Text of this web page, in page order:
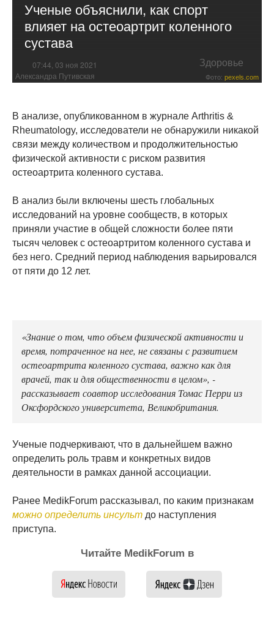
Ученые объяснили, как спорт
влияет на остеоартрит коленного
сустава
07:44, 03 ноя 2021 Здоровье
Александра Путивская Фото: pexels.com
В анализе, опубликованном в журнале Arthritis &
Rheumatology, исследователи не обнаружили никакой
связи между количеством и продолжительностью
физической активности с риском развития
остеоартрита коленного сустава.
В анализ были включены шесть глобальных
исследований на уровне сообществ, в которых
приняли участие в общей сложности более пяти
тысяч человек с остеоартритом коленного сустава и
без него. Средний период наблюдения варьировался
от пяти до 12 лет.
«Знание о том, что объем физической активности и
время, потраченное на нее, не связаны с развитием
остеоартрита коленного сустава, важно как для
врачей, так и для общественности в целом», -
рассказывает соавтор исследования Томас Перри из
Оксфордского университета, Великобритания.
Ученые подчеркивают, что в дальнейшем важно
определить роль травм и конкретных видов
деятельности в рамках данной ассоциации.
Ранее MedikForum рассказывал, по каким признакам
можно определить инсульт до наступления
приступа.
Читайте MedikForum в